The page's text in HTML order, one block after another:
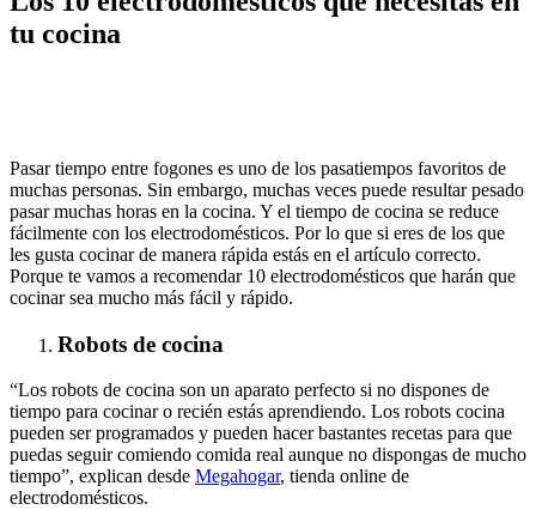
tu cocina
Pasar tiempo entre fogones es uno de los pasatiempos favoritos de
muchas personas. Sin embargo, muchas veces puede resultar pesado
pasar muchas horas en la cocina. Y el tiempo de cocina se reduce
fácilmente con los electrodomésticos. Por lo que si eres de los que
les gusta cocinar de manera rápida estás en el artículo correcto.
Porque te vamos a recomendar 10 electrodomésticos que harán que
cocinar sea mucho más fácil y rápido.
Robots de cocina
“Los robots de cocina son un aparato perfecto si no dispones de
tiempo para cocinar o recién estás aprendiendo. Los robots cocina
pueden ser programados y pueden hacer bastantes recetas para que
puedas seguir comiendo comida real aunque no dispongas de mucho
tiempo”, explican desde Megahogar, tienda online de
electrodomésticos.